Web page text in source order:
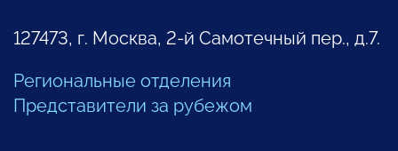
127473, г. Москва, 2-й Самотечный пер., д.7.
Региональные отделения
Представители за рубежом